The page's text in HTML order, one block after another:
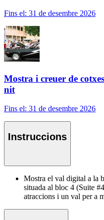
Fins el: 31 de desembre 2026
Mostra i creuer de
nit
Fins el: 31 de desembre 2026
Instruccions
Mostra el val digital a la
situada al bloc 4 (Suite
atraccions i un val per a